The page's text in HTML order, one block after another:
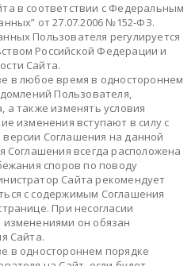
в соответствии с Федеральным
от 27.07.2006 №152-ФЗ.
Пользователя регулируется
Российской Федерации и
Сайта.
в любое время в одностороннем
Пользователя,
также изменять условия
изменения вступают в силу с
Соглашения на данной
Соглашения всегда расположена
споров по поводу
Сайта рекомендует
с содержимым Соглашения
При несогласии
он обязан
Сайта.
в одностороннем порядке